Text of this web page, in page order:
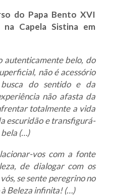
do Papa Bento XVI
Capela Sistina em
autenticamente belo, do
não é acessório
do sentido e da
não afasta da
totalmente a vida
escuridão e transfigurá-
(…)
vos com a fonte
de dialogar com os
se sente peregrino no
Beleza infinita! (…)